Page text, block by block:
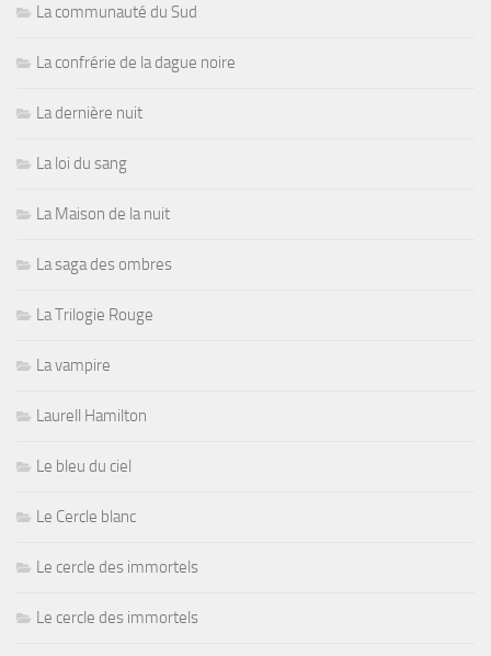
La communauté du Sud
La confrérie de la dague noire
La dernière nuit
La loi du sang
La Maison de la nuit
La saga des ombres
La Trilogie Rouge
La vampire
Laurell Hamilton
Le bleu du ciel
Le Cercle blanc
Le cercle des immortels
Le cercle des immortels